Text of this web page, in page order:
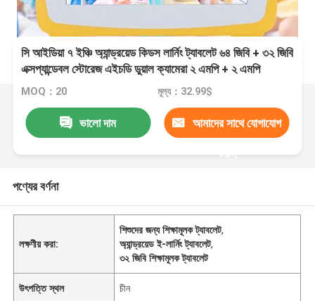
সি আইডিয়া ৭ ইঞ্চি অ্যান্ড্রয়েড কিডস লার্নিং ট্যাবলেট ৬৪ জিবি + ৩২ জিবি
এক্সপ্যান্ডেবল স্টোরেজ এইচডি ডুয়াল ক্যামেরা ২ এমপি + ২ এমপি
সিএম৮০ হলুদ
MOQ：20 মূল্য：32.99$
ভালো দাম আমাদের সাথে যোগাযোগ
করুন
পণ্যের বর্ণনা
লক্ষণীয় করা:
শিশুদের জন্য শিক্ষামূলক ট্যাবলেট,
অ্যান্ড্রয়েড ই-লার্নিং ট্যাবলেট,
৩২ জিবি শিক্ষামূলক ট্যাবলেট
উৎপত্তি স্থল চীন